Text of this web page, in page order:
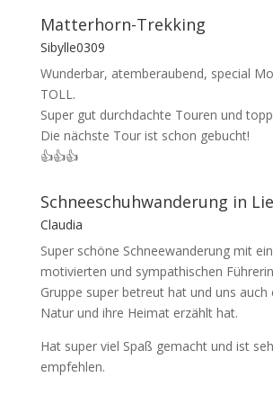
Matterhorn-Trekking
Sibylle0309
Wunderbar, atemberaubend, special
TOLL.
Super gut durchdachte Touren und
Die nächste Tour ist schon gebucht!
👍👍👍
Schneeschuhwanderung in
Claudia
Super schöne Schneewanderung mit
motivierten und sympathischen
Gruppe super betreut hat und uns auch
Natur und ihre Heimat erzählt hat.
Hat super viel Spaß gemacht und ist
empfehlen.